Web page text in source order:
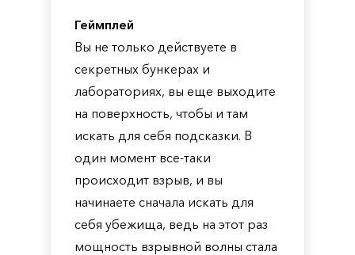
Геймплей
Вы не только действуете в
секретных бункерах и
лабораториях, вы еще выходите
на поверхность, чтобы и там
искать для себя подсказки. В
один момент все-таки
происходит взрыв, и вы
начинаете сначала искать для
себя убежища, ведь на этот раз
мощность взрывной волны стала